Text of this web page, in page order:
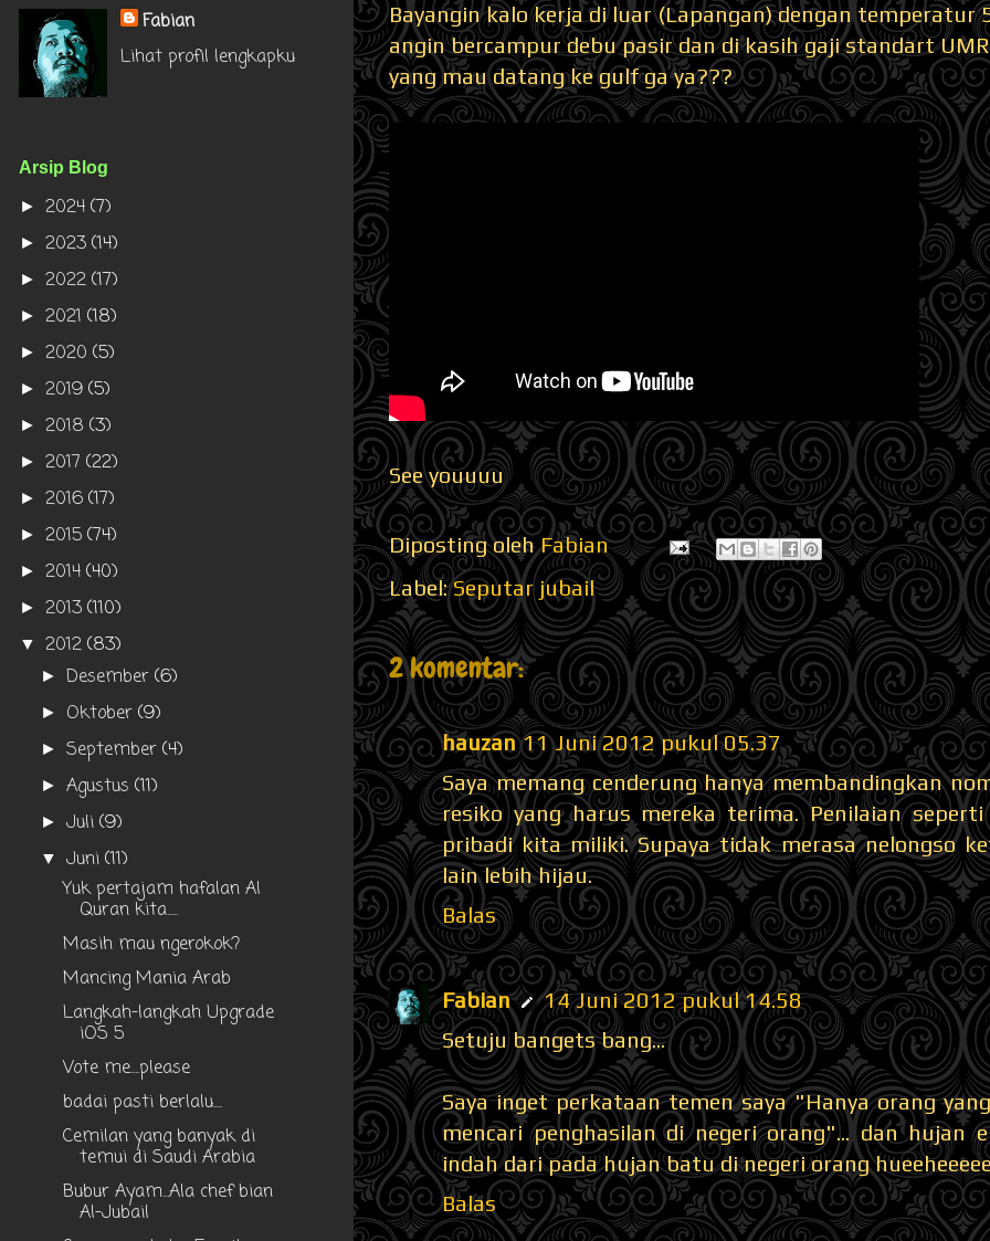
Bayangin kalo kerja di luar (Lapangan) dengan temperatur
angin bercampur debu pasir dan di kasih gaji standart
yang mau datang ke gulf ga ya???
See youuuu
Diposting olehFabian
Label:Seputar jubail
2 komentar:
hauzan 11 Juni 2012 pukul 05.37
Saya memang cenderung hanya membandingkan
resiko yang harus mereka terima. Penilaian
pribadi kita miliki. Supaya tidak merasa nelongso
lain lebih hijau.
Balas
Fabian
14 Juni 2012 pukul 14.58
Setuju bangets bang...
Saya inget perkataan temen saya "Hanya orang
mencari penghasilan di negeri orang"... dan hujan
indah dari pada hujan batu di negeri orang
Balas
Fabian
Lihat profil lengkapku
Arsip Blog
► 2024 (7)
► 2023 (14)
► 2022 (17)
► 2021 (18)
► 2020 (5)
► 2019 (5)
► 2018 (3)
► 2017 (22)
► 2016 (17)
► 2015 (74)
► 2014 (40)
► 2013 (110)
▼ 2012 (83)
►Desember(6)
► Oktober(9)
►September(4)
►Agustus(11)
►Juli(9)
▼Juni(11)
Yuk pertajam hafalan Al
Quran kita.....
Masih mau ngerokok?
Mancing Mania Arab
Langkah-langkah Upgrade
iOS 5
Vote me....please
badai pasti berlalu....
Cemilan yang banyak di
temui di Saudi Arabia
Bubur Ayam...Ala chef bian
Al-Jubail